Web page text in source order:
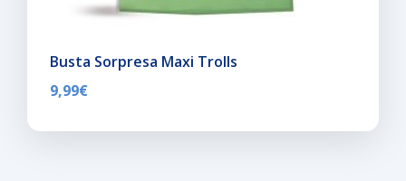
Busta Sorpresa Maxi Trolls
9,99€